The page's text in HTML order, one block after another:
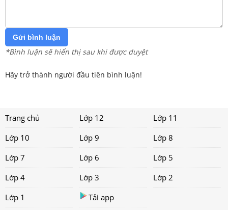
Gửi bình luận
*Bình luận sẽ hiển thị sau khi được duyệt
Hãy trở thành người đầu tiên bình luận!
Trang chủ Lớp 12
Lớp 11
Lớp 10
Lớp 9
Lớp 8
Lớp 7
Lớp 6
Lớp 5
Lớp 4
Lớp 3
Lớp 2
Lớp 1
Tải app